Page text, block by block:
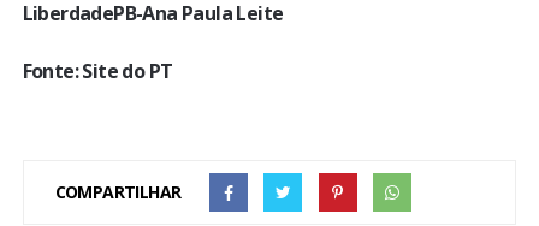
LiberdadePB-Ana Paula Leite
Fonte: Site do PT
COMPARTILHAR